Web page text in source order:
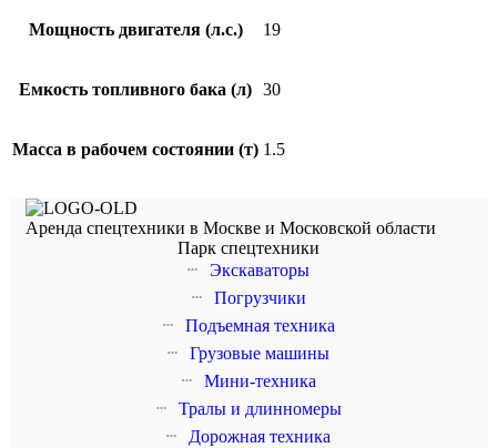
Мощность двигателя (л.с.) 19
Емкость топливного бака (л) 30
Масса в рабочем состоянии (т) 1.5
Аренда спецтехники в Москве и Московской области
Парк спецтехники
Экскаваторы
Погрузчики
Подъемная техника
Грузовые машины
Мини-техника
Тралы и длинномеры
Дорожная техника